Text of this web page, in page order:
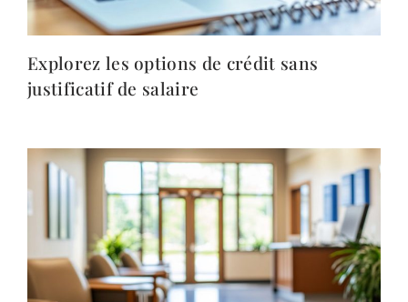
Explorez les options de crédit sans
justificatif de salaire